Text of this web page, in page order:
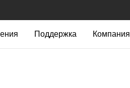
Поддержка Компания